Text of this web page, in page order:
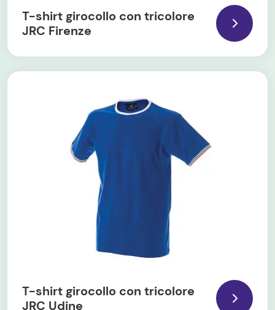
T-shirt girocollo con tricolore
JRC Firenze
T-shirt girocollo con tricolore
JRC Udine